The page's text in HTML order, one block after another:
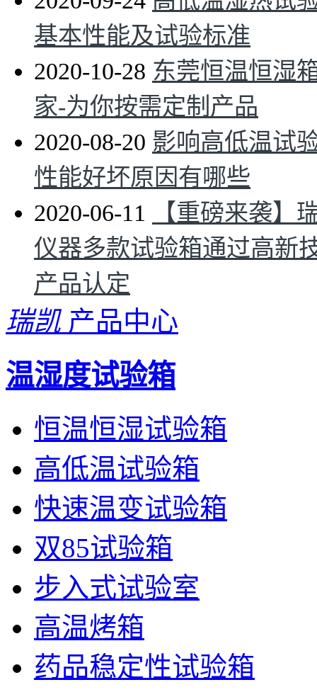
基本性能及试验标准
2020-10-28 东莞恒温恒湿
家-为你按需定制产品
2020-08-20 影响高低温试
性能好坏原因有哪些
2020-06-11
【重磅来袭】
仪器多款试验箱通过高新
产品认定
瑞凯产品中心
温湿度试验箱
恒温恒湿试验箱
高低温试验箱
快速温变试验箱
双85试验箱
步入式试验室
高温烤箱
药品稳定性试验箱